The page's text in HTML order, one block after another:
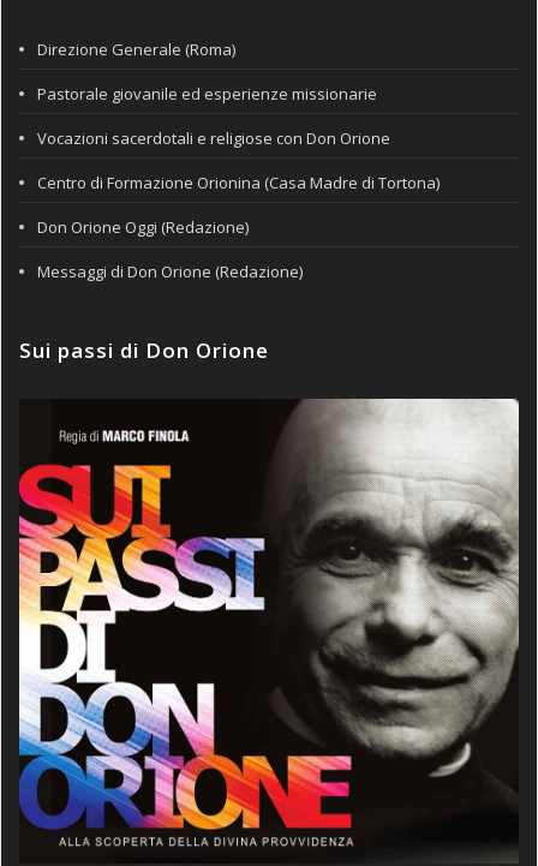
Direzione Generale (Roma)
Pastorale giovanile ed esperienze missionarie
Vocazioni sacerdotali e religiose con Don Orione
Centro di Formazione Orionina (Casa Madre di Tortona)
Don Orione Oggi (Redazione)
Messaggi di Don Orione (Redazione)
Sui passi di Don Orione